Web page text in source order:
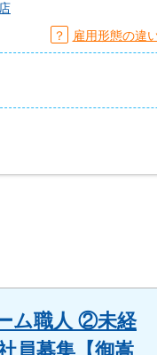
？ 雇用形態の違
ム職人 ②未経
員募集【御嵩